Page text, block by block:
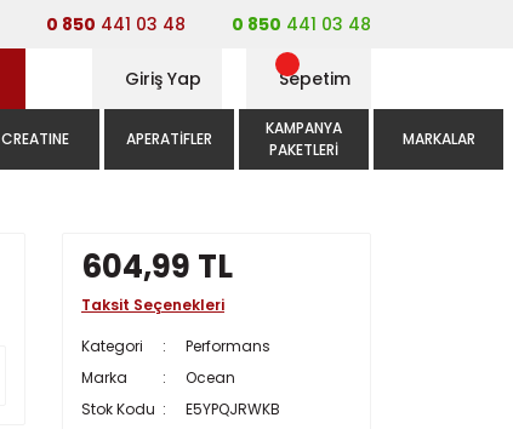
0 850 441 03 48 0 850 441 03 48
Giriş Yap Sepetim
CREATINE APERATIFLER
KAMPANYA
PAKETLERI
MARKALAR
604,99 TL
Taksit Seçenekleri
Kategori
Performans
Marka
Ocean
Stok Kodu
E5YPQJRWKB